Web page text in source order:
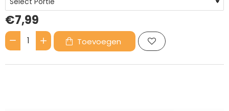
zijn een aanvullend voeder, bedoeld als extra toevoeging
aan een b..
€7,99
Zwarte
Zonnebloempitten
Toevoegen